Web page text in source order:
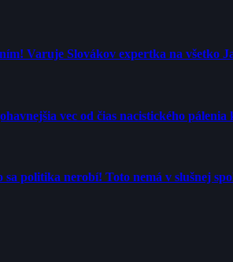
Varuje Slovákov expertka na všetko
vec od čias nacistického pálenia
politika nerobí! Toto nemá v slušnej